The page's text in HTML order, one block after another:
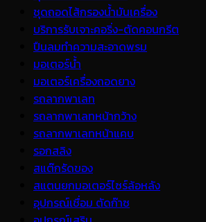
ชุดถอดไส้กรองน้ำมันเครื่อง
บริการรับเจาะคอริ่ง-ตัดคอนกรีต
ปืนลมทำความสะอาดพรม
มอเตอร์น้ำ
มอเตอร์เครื่องถอดยาง
รถลากพาเลท
รถลากพาเลทหน้ากว้าง
รถลากพาเลทหน้าแคบ
รอกสลิง
สแต๊กรัดของ
สแตนยกมอเตอร์ไซร์ล้อหลัง
อุปกรณ์เชื่อม ตัดก๊าซ